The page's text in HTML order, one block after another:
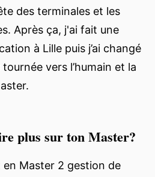
des terminales et les
Après ça, j'ai fait une
à Lille puis j’ai changé
vers l’humain et la
plus sur ton Master?
Master 2 gestion de